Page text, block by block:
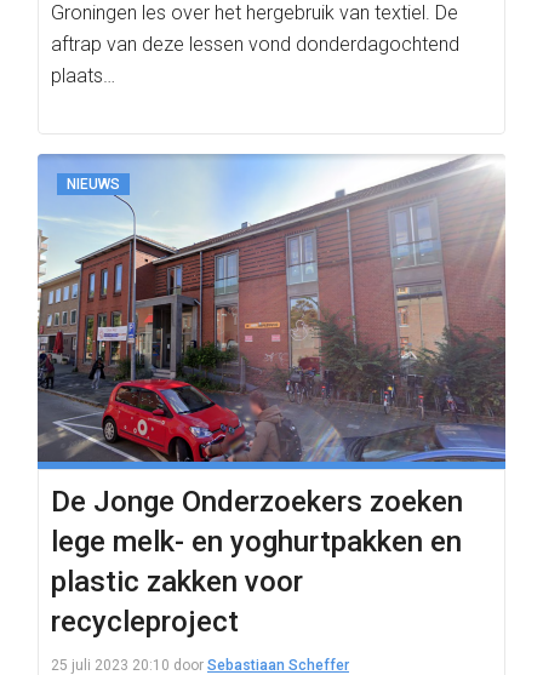
Groningen les over het hergebruik van textiel. De
aftrap van deze lessen vond donderdagochtend
plaats…
NIEUWS
De Jonge Onderzoekers zoeken
lege melk- en yoghurtpakken en
plastic zakken voor
recycleproject
25 juli 2023 20:10 door Sebastiaan Scheffer